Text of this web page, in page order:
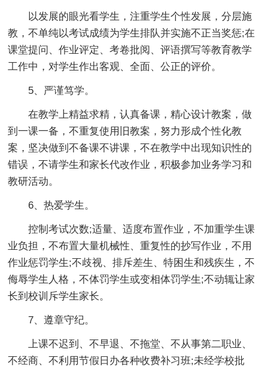
以发展的眼光看学生，注重学生个性发展，分层施
教，不单纯以考试成绩为学生排队并实施不正当奖惩;在
课堂提问、作业评定、考卷批阅、评语撰写等教育教学
工作中，对学生作出客观、全面、公正的评价。
5、严谨笃学。
在教学上精益求精，认真备课，精心设计教案，做
到一课一备，不重复使用旧教案，努力形成个性化教
案，坚决做到不备课不讲课，不在教学中出现知识性的
错误，不请学生和家长代改作业，积极参加业务学习和
教研活动。
6、热爱学生。
控制考试次数;适量、适度布置作业，不加重学生课
业负担，不布置大量机械性、重复性的抄写作业，不用
作业惩罚学生;不歧视、排斥差生、特困生和残疾生，不
侮辱学生人格，不体罚学生或变相体罚学生;不动辄让家
长到校训斥学生家长。
7、遵章守纪。
上课不迟到、不早退、不拖堂、不从事第二职业、
不经商、不利用节假日办各种收费补习班;未经学校批